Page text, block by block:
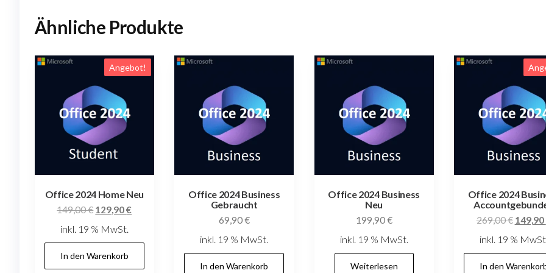
Ähnliche Produkte
Angebot!
Office 2024 Home Neu
149,00€ Ursprünglicher
149,00 €
129,90€
inkl. 19 % MwSt.
In den Warenkorb
Office 2024 Business
Gebraucht
69,90€
inkl. 19 % MwSt.
In den Warenkorb
Office 2024 Business
Neu
199,90€
inkl. 19 % MwSt.
Weiterlesen
Office 2024
269,00€
269,00 €
149,90
inkl. 19 %
In den